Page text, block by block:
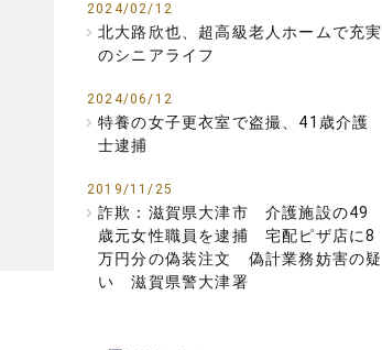
2024/02/12
北大路欣也、超高級老人ホームで充実
のシニアライフ
2024/06/12
特養の女子更衣室で盗撮、41歳介護
士逮捕
2019/11/25
詐欺：滋賀県大津市 介護施設の49
歳元女性職員を逮捕 宅配ピザ店に8
万円分の偽装注文 偽計業務妨害の疑
い 滋賀県警大津署